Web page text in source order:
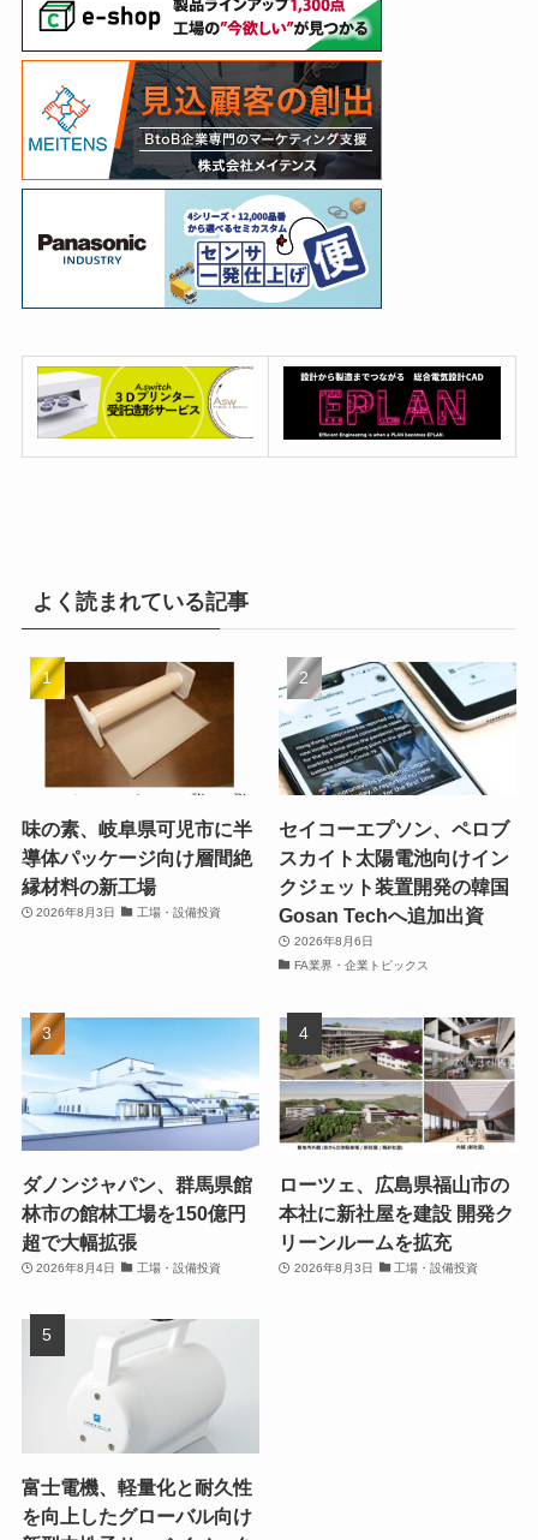
よく読まれている記事
味の素、岐阜県可児市に半
導体パッケージ向け層間絶
縁材料の新工場
2026年8月3日 工場・設備投資
セイコーエプソン、ペロブ
スカイト太陽電池向けイン
クジェット装置開発の韓国
Gosan Techへ追加出資
2026年8月6日
FA業界・企業トピックス
ダノンジャパン、群馬県館
林市の館林工場を150億円
超で大幅拡張
2026年8月4日 工場・設備投資
ローツェ、広島県福山市の
本社に新社屋を建設 開発ク
リーンルームを拡充
2026年8月3日 工場・設備投資
富士電機、軽量化と耐久性
を向上したグローバル向け